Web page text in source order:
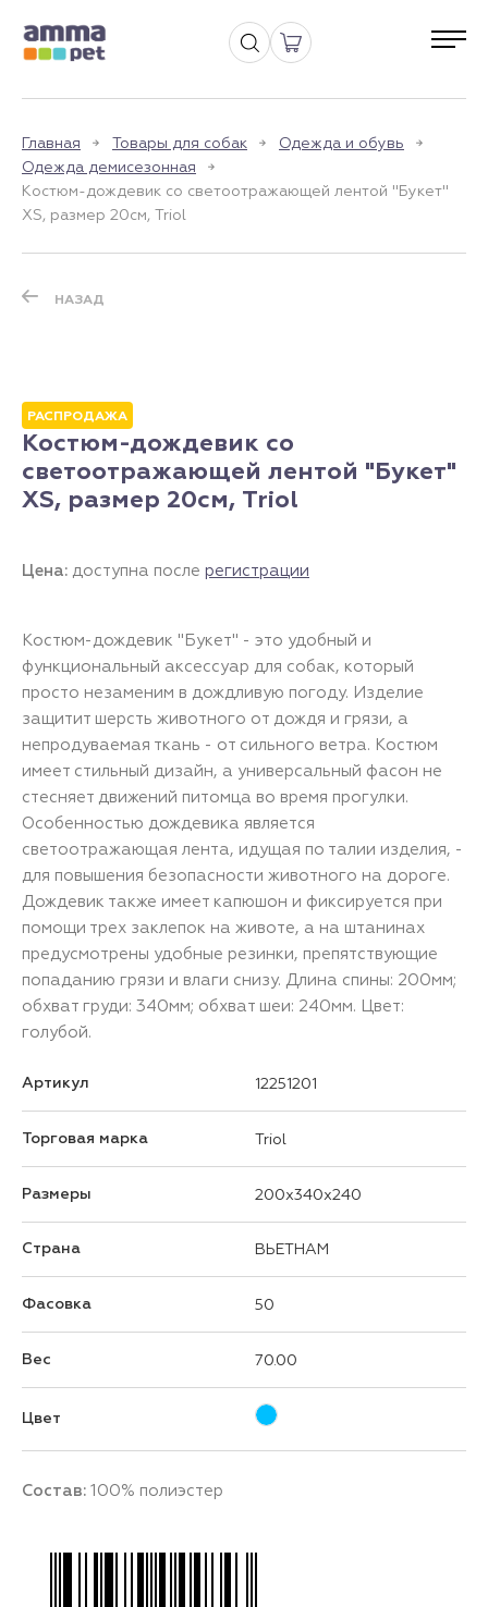
Главная Товары для собак
Одежда и обувь
Одежда демисезонная
Костюм-дождевик со светоотражающей лентой "Букет"
XS, размер 20см, Triol
НАЗАД
РАСПРОДАЖА
Костюм-дождевик со
светоотражающей лентой "Букет"
XS, размер 20см, Triol
Цена: доступна после регистрации
Костюм-дождевик "Букет" - это удобный и
функциональный аксессуар для собак, который
просто незаменим в дождливую погоду. Изделие
защитит шерсть животного от дождя и грязи, а
непродуваемая ткань - от сильного ветра. Костюм
имеет стильный дизайн, а универсальный фасон не
стесняет движений питомца во время прогулки.
Особенностью дождевика является
светоотражающая лента, идущая по талии изделия, -
для повышения безопасности животного на дороге.
Дождевик также имеет капюшон и фиксируется при
помощи трех заклепок на животе, а на штанинах
предусмотрены удобные резинки, препятствующие
попаданию грязи и влаги снизу. Длина спины: 200мм;
обхват груди: 340мм; обхват шеи: 240мм. Цвет:
голубой.
Артикул 12251201
Торговая марка Triol
Размеры 200x340x240
Страна ВЬЕТНАМ
Фасовка 50
Вес 70.00
Цвет
Состав: 100% полиэстер